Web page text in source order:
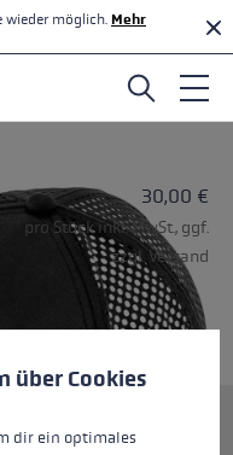
wieder möglich. Mehr
30,00 €
pro Stück inkl. MwSt., ggf.
zzgl. Versand
über Cookies
dir ein optimales